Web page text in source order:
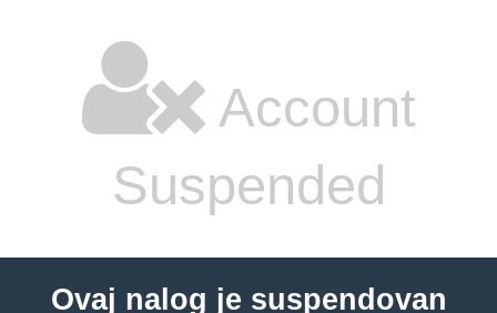
Account
Suspended
Ovaj nalog je suspendovan